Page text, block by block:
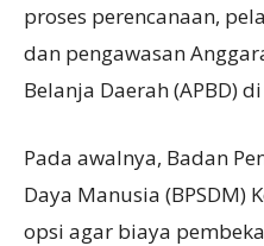
proses perencanaan,
dan pengawasan
Belanja Daerah (APBD)
Pada awalnya, Badan
Daya Manusia (BPSDM)
opsi agar biaya